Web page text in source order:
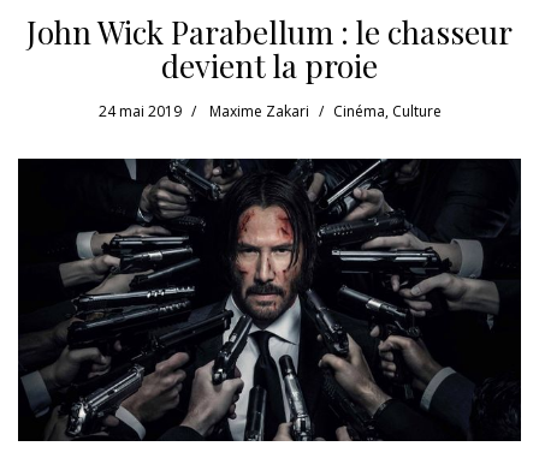
John Wick Parabellum : le chasseur
devient la proie
24 mai 2019 Maxime Zakari Cinéma, Culture